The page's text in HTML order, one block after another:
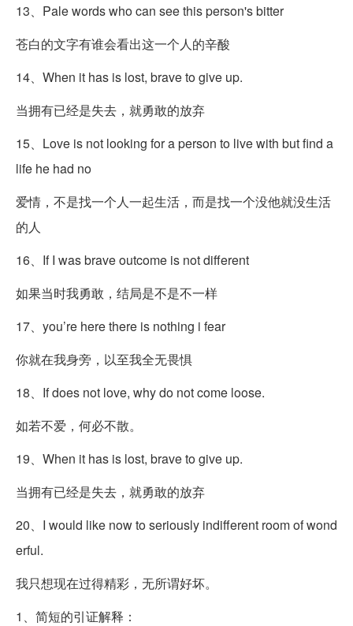
13、Pale words who can see this person's bitter
苍白的文字有谁会看出这一个人的辛酸
14、When it has is lost, brave to give up.
当拥有已经是失去，就勇敢的放弃
15、Love is not looking for a person to live with but find a
life he had no
爱情，不是找一个人一起生活，而是找一个没他就没生活
的人
16、If I was brave outcome is not different
如果当时我勇敢，结局是不是不一样
17、you’re here there is nothing i fear
你就在我身旁，以至我全无畏惧
18、If does not love, why do not come loose.
如若不爱，何必不散。
19、When it has is lost, brave to give up.
当拥有已经是失去，就勇敢的放弃
20、I would like now to seriously indifferent room of wond
erful.
我只想现在过得精彩，无所谓好坏。
1、简短的引证解释：